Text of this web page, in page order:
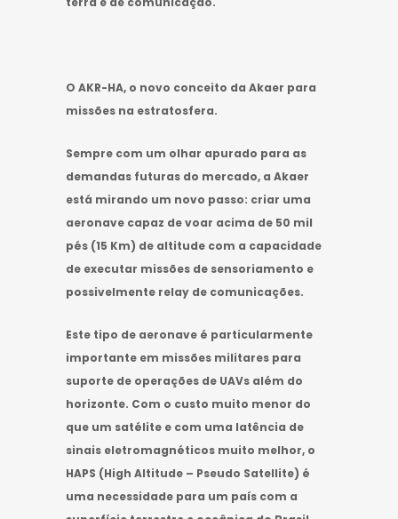
O AKR-HA, o novo conceito da Akaer para
missões na estratosfera.
Sempre com um olhar apurado para as
demandas futuras do mercado, a Akaer
está mirando um novo passo: criar uma
aeronave capaz de voar acima de 50 mil
pés (15 Km) de altitude com a capacidade
de executar missões de sensoriamento e
possivelmente relay de comunicações.
Este tipo de aeronave é particularmente
importante em missões militares para
suporte de operações de UAVs além do
horizonte. Com o custo muito menor do
que um satélite e com uma latência de
sinais eletromagnéticos muito melhor, o
HAPS (High Altitude – Pseudo Satellite) é
uma necessidade para um país com a